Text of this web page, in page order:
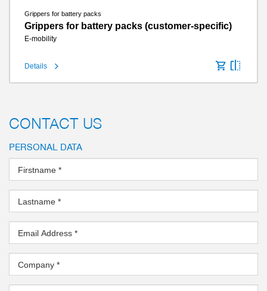
Grippers for battery packs
Grippers for battery packs (customer-specific)
E-mobility
Details
CONTACT US
PERSONAL DATA
Firstname *
Lastname *
Email Address *
Company *